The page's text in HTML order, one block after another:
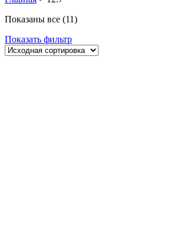
Показаны все (11)
Показать фильтр